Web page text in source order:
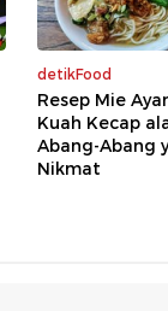
detikFood
Resep Mie
Kuah Kecap
Abang-Abang
Nikmat